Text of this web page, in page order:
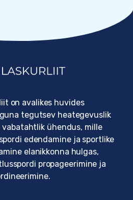
on avalikes huvides
tegutsev heategevuslik
ühendus, mille
edendamine ja sportlike
elanikkonna hulgas,
propageerimine ja